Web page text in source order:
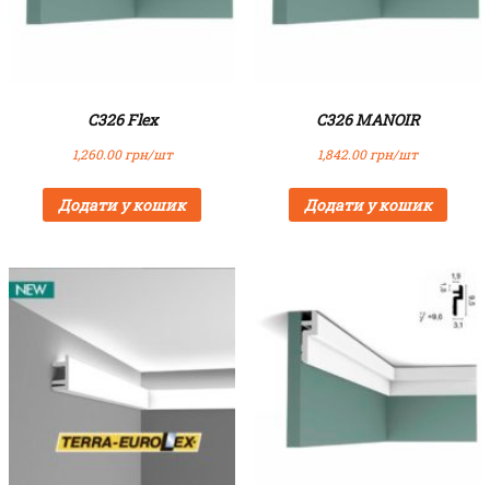
C326 Flex
1,260.00грн/шт
Додати у кошик
C326 MANOIR
1,842.00грн/шт
Додати у кошик